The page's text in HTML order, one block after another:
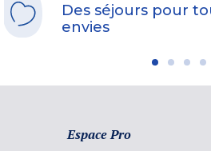
Des séjours pour
envies
Espace Pro